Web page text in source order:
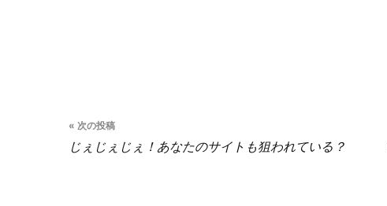
稿
« 次の投稿
じぇじぇじぇ！あなたのサイトも狙われている？